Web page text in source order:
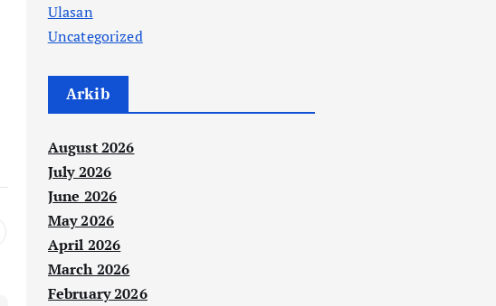
Ulasan
Uncategorized
Arkib
August 2026
July 2026
June 2026
May 2026
April 2026
March 2026
February 2026